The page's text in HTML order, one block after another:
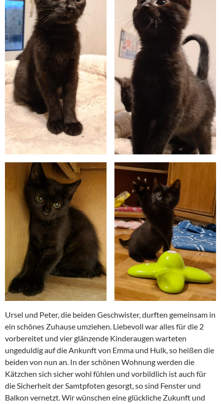
Ursel und Peter, die beiden Geschwister, durften gemeinsam in
ein schönes Zuhause umziehen. Liebevoll war alles für die 2
vorbereitet und vier glänzende Kinderaugen warteten
ungeduldig auf die Ankunft von Emma und Hulk, so heißen die
beiden von nun an. In der schönen Wohnung werden die
Kätzchen sich sicher wohl fühlen und vorbildlich ist auch für
die Sicherheit der Samtpfoten gesorgt, so sind Fenster und
Balkon vernetzt. Wir wünschen eine glückliche Zukunft und